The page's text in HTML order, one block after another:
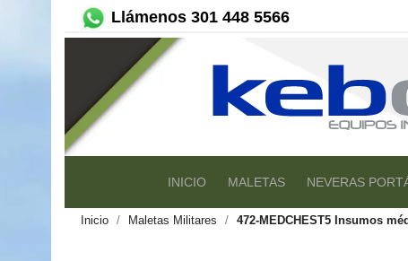
Llámenos 301 448 5566
INICIO MALETAS NEVERAS
Inicio Maletas Militares 472-MEDCHEST5 Insumos